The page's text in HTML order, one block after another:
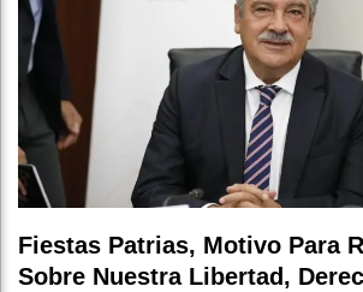
Fiestas Patrias, Motivo Para
Sobre Nuestra Libertad,